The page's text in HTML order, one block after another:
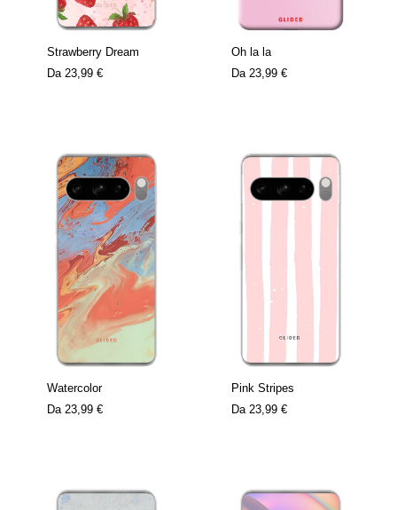
Strawberry Dream
Da 23,99 €
Oh la la
Da 23,99 €
Watercolor
Da 23,99 €
Pink Stripes
Da 23,99 €